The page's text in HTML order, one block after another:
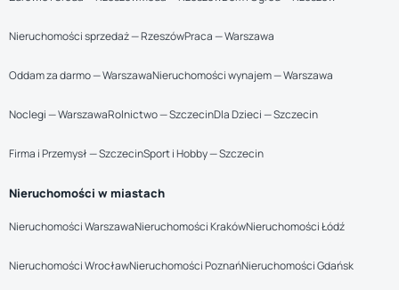
Nieruchomości sprzedaż — RzeszówPraca — Warszawa
Oddam za darmo — WarszawaNieruchomości wynajem — Warszawa
Noclegi — WarszawaRolnictwo — SzczecinDla Dzieci — Szczecin
Firma i Przemysł — SzczecinSport i Hobby — Szczecin
Nieruchomości w miastach
Nieruchomości WarszawaNieruchomości KrakówNieruchomości Łódź
Nieruchomości WrocławNieruchomości PoznańNieruchomości Gdańsk